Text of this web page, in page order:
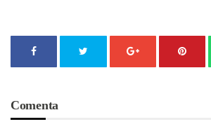
Comenta